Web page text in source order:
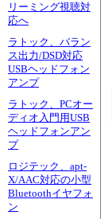
リーミング視聴対
応へ
ラトック、バラン
ス出力/DSD対応
USBヘッドフォン
アンプ
ラトック、PCオー
ディオ入門用USB
ヘッドフォンアン
プ
ロジテック、apt-
X/AAC対応の小型
Bluetoothイヤフォ
ン